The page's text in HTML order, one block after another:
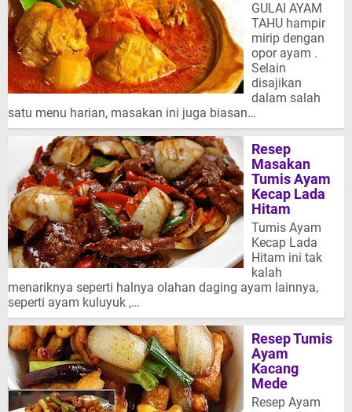
GULAI AYAM
TAHU hampir
mirip dengan
opor ayam .
Selain
disajikan
dalam salah
satu menu harian, masakan ini juga biasan…
Resep
Masakan
Tumis Ayam
Kecap Lada
Hitam
Tumis Ayam
Kecap Lada
Hitam ini tak
kalah
menariknya seperti halnya olahan daging ayam lainnya,
seperti ayam kuluyuk ,…
Resep Tumis
Ayam
Kacang
Mede
Resep Ayam